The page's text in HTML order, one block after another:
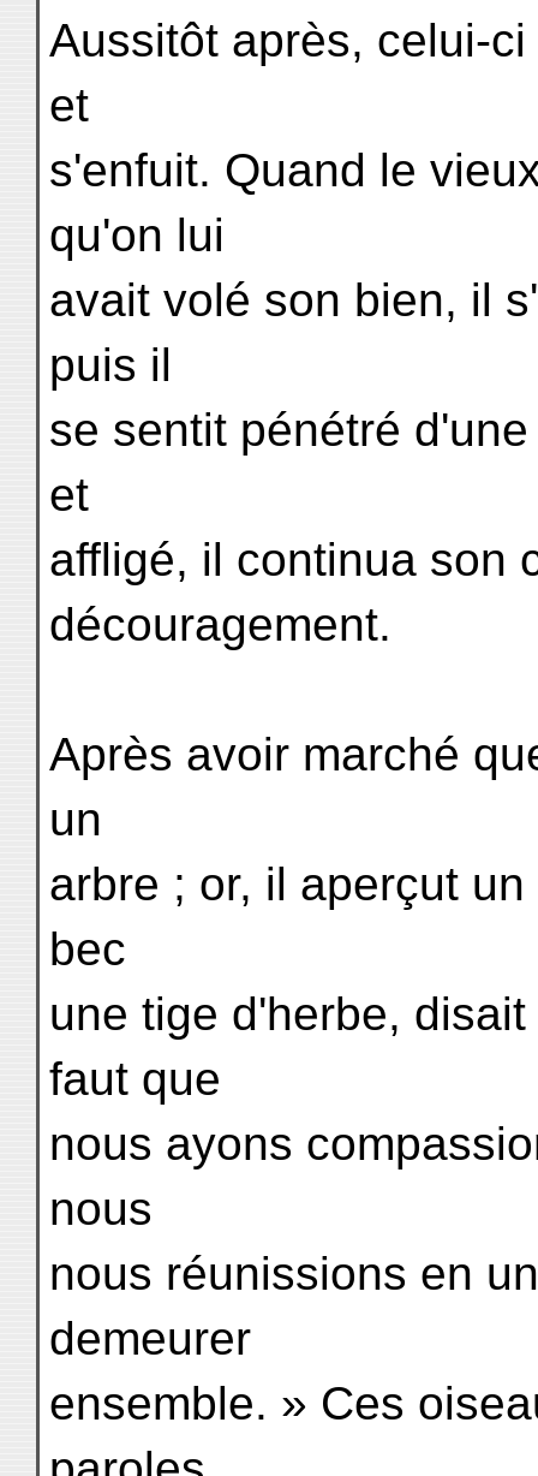
Aussitôt après, celui-
et
s'enfuit. Quand le
qu'on lui
avait volé son bien, il
puis il
se sentit pénétré
et
affligé, il continua son
découragement.
Après avoir marché
un
arbre ; or, il aperçut
bec
une tige d'herbe,
faut que
nous ayons
nous
nous réunissions en
demeurer
ensemble. » Ces